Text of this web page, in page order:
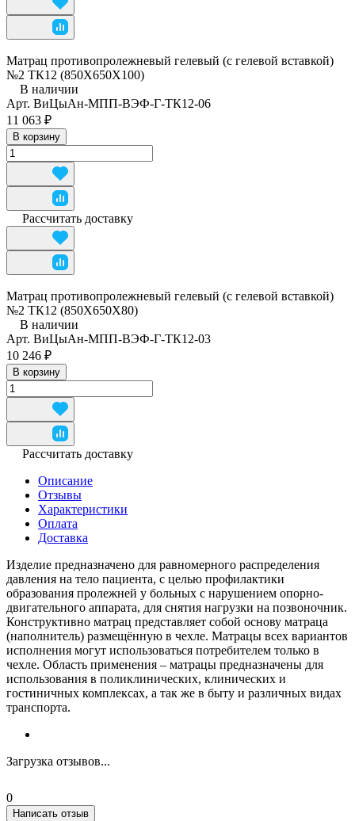
Матрац противопролежневый гелевый (с гелевой вставкой)
№2 ТК12 (850Х650Х100)
В наличии
Арт. ВиЦыАн-МПП-ВЭФ-Г-ТК12-06
11 063 ₽
В корзину
Рассчитать доставку
Матрац противопролежневый гелевый (с гелевой вставкой)
№2 ТК12 (850Х650Х80)
В наличии
Арт. ВиЦыАн-МПП-ВЭФ-Г-ТК12-03
10 246 ₽
В корзину
Рассчитать доставку
Описание
Отзывы
Характеристики
Оплата
Доставка
Изделие предназначено для равномерного распределения
давления на тело пациента, с целью профилактики
образования пролежней у больных с нарушением опорно-
двигательного аппарата, для снятия нагрузки на позвоночник.
Конструктивно матрац представляет собой основу матраца
(наполнитель) размещённую в чехле. Матрацы всех вариантов
исполнения могут использоваться потребителем только в
чехле. Область применения – матрацы предназначены для
использования в поликлинических, клинических и
гостиничных комплексах, а так же в быту и различных видах
транспорта.
Загрузка отзывов...
0
Написать отзыв